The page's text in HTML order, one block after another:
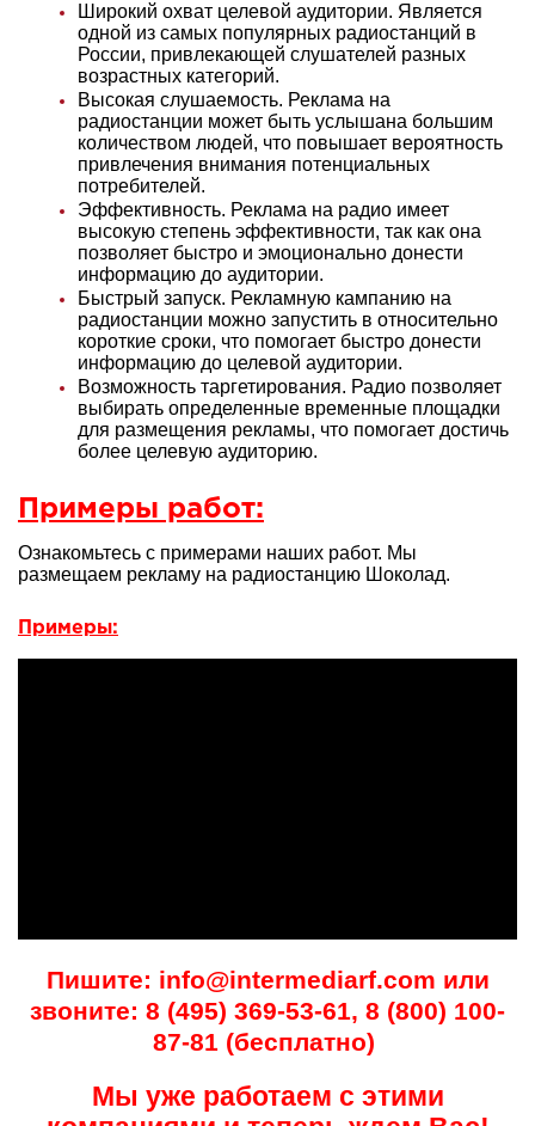
Широкий охват целевой аудитории. Является
одной из самых популярных радиостанций в
России, привлекающей слушателей разных
возрастных категорий.
Высокая слушаемость. Реклама на
радиостанции может быть услышана большим
количеством людей, что повышает вероятность
привлечения внимания потенциальных
потребителей.
Эффективность. Реклама на радио имеет
высокую степень эффективности, так как она
позволяет быстро и эмоционально донести
информацию до аудитории.
Быстрый запуск. Рекламную кампанию на
радиостанции можно запустить в относительно
короткие сроки, что помогает быстро донести
информацию до целевой аудитории.
Возможность таргетирования. Радио позволяет
выбирать определенные временные площадки
для размещения рекламы, что помогает достичь
более целевую аудиторию.
Примеры работ:
Ознакомьтесь с примерами наших работ. Мы
размещаем рекламу на радиостанцию Шоколад.
Примеры:
Пишите: info@intermediarf.com или
звоните: 8 (495) 369-53-61, 8 (800) 100-
87-81 (бесплатно)
Мы уже работаем с этими